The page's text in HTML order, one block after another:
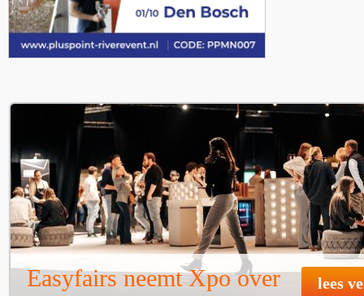
Easyfairs neemt Xpo over lees